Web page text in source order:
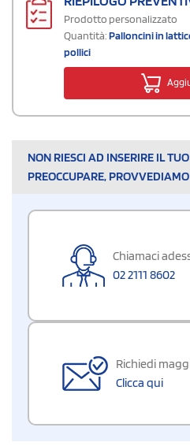
Prodotto personalizzato
Quantità:Palloncini in
pollici
NON RIESCI AD INSERIRE IL
PREOCCUPARE,
Chiamaci
02 2111 8602
Richiedi
Clicca qui